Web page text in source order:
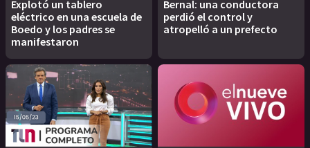
Explotó un tablero
eléctrico en una escuela de
Boedo y los padres se
manifestaron
Bernal: una conductora
perdió el control y
atropelló a un prefecto